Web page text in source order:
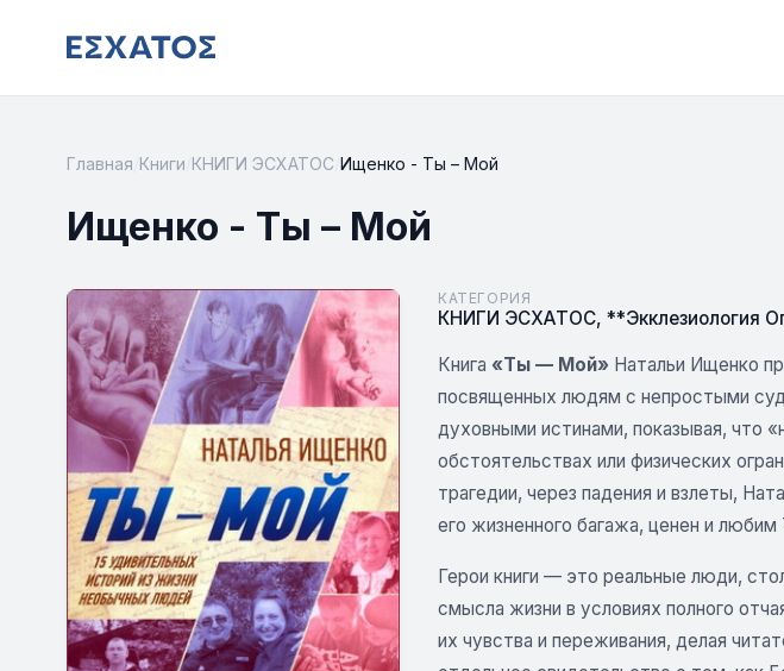
Главная Книги КНИГИ ЭСХАТОС Ищенко - Ты – Мой
Ищенко - Ты – Мой
КАТЕГОРИЯ
КНИГИ ЭСХАТОС, **Экклезиология
Книга «Ты — Мой» Натальи Ищенко
посвященных людям с непростыми
духовными истинами, показывая, что
обстоятельствах или физических
трагедии, через падения и взлеты,
его жизненного багажа, ценен и
Герои книги — это реальные люди,
смысла жизни в условиях полного
их чувства и переживания, делая